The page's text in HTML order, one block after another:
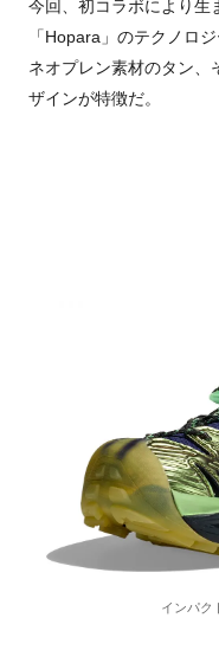
今回、初コラボにより生
「Hopara」のテクノロ
ネオプレン素材のタン、
ザインが特徴だ。
インパク